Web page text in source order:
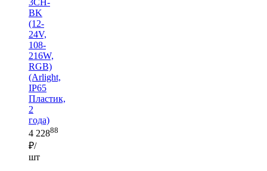
BK
(12-
24V,
108-
216W,
RGB)
(Arlight,
IP65
Пластик,
2
года)
4 22888
₽/
шт